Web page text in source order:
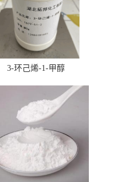
3-环己烯-1-甲醇